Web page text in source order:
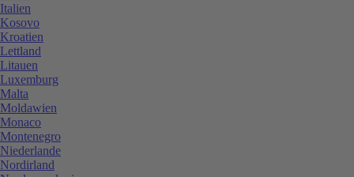
Italien
Kosovo
Kroatien
Lettland
Litauen
Luxemburg
Malta
Moldawien
Monaco
Montenegro
Niederlande
Nordirland